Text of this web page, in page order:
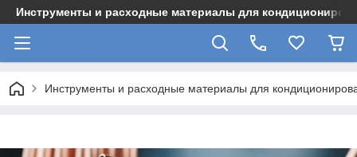
Инструменты и расходные материалы для
Инструменты и расходные материалы для